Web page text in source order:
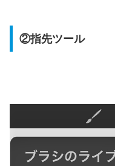
②指先ツール